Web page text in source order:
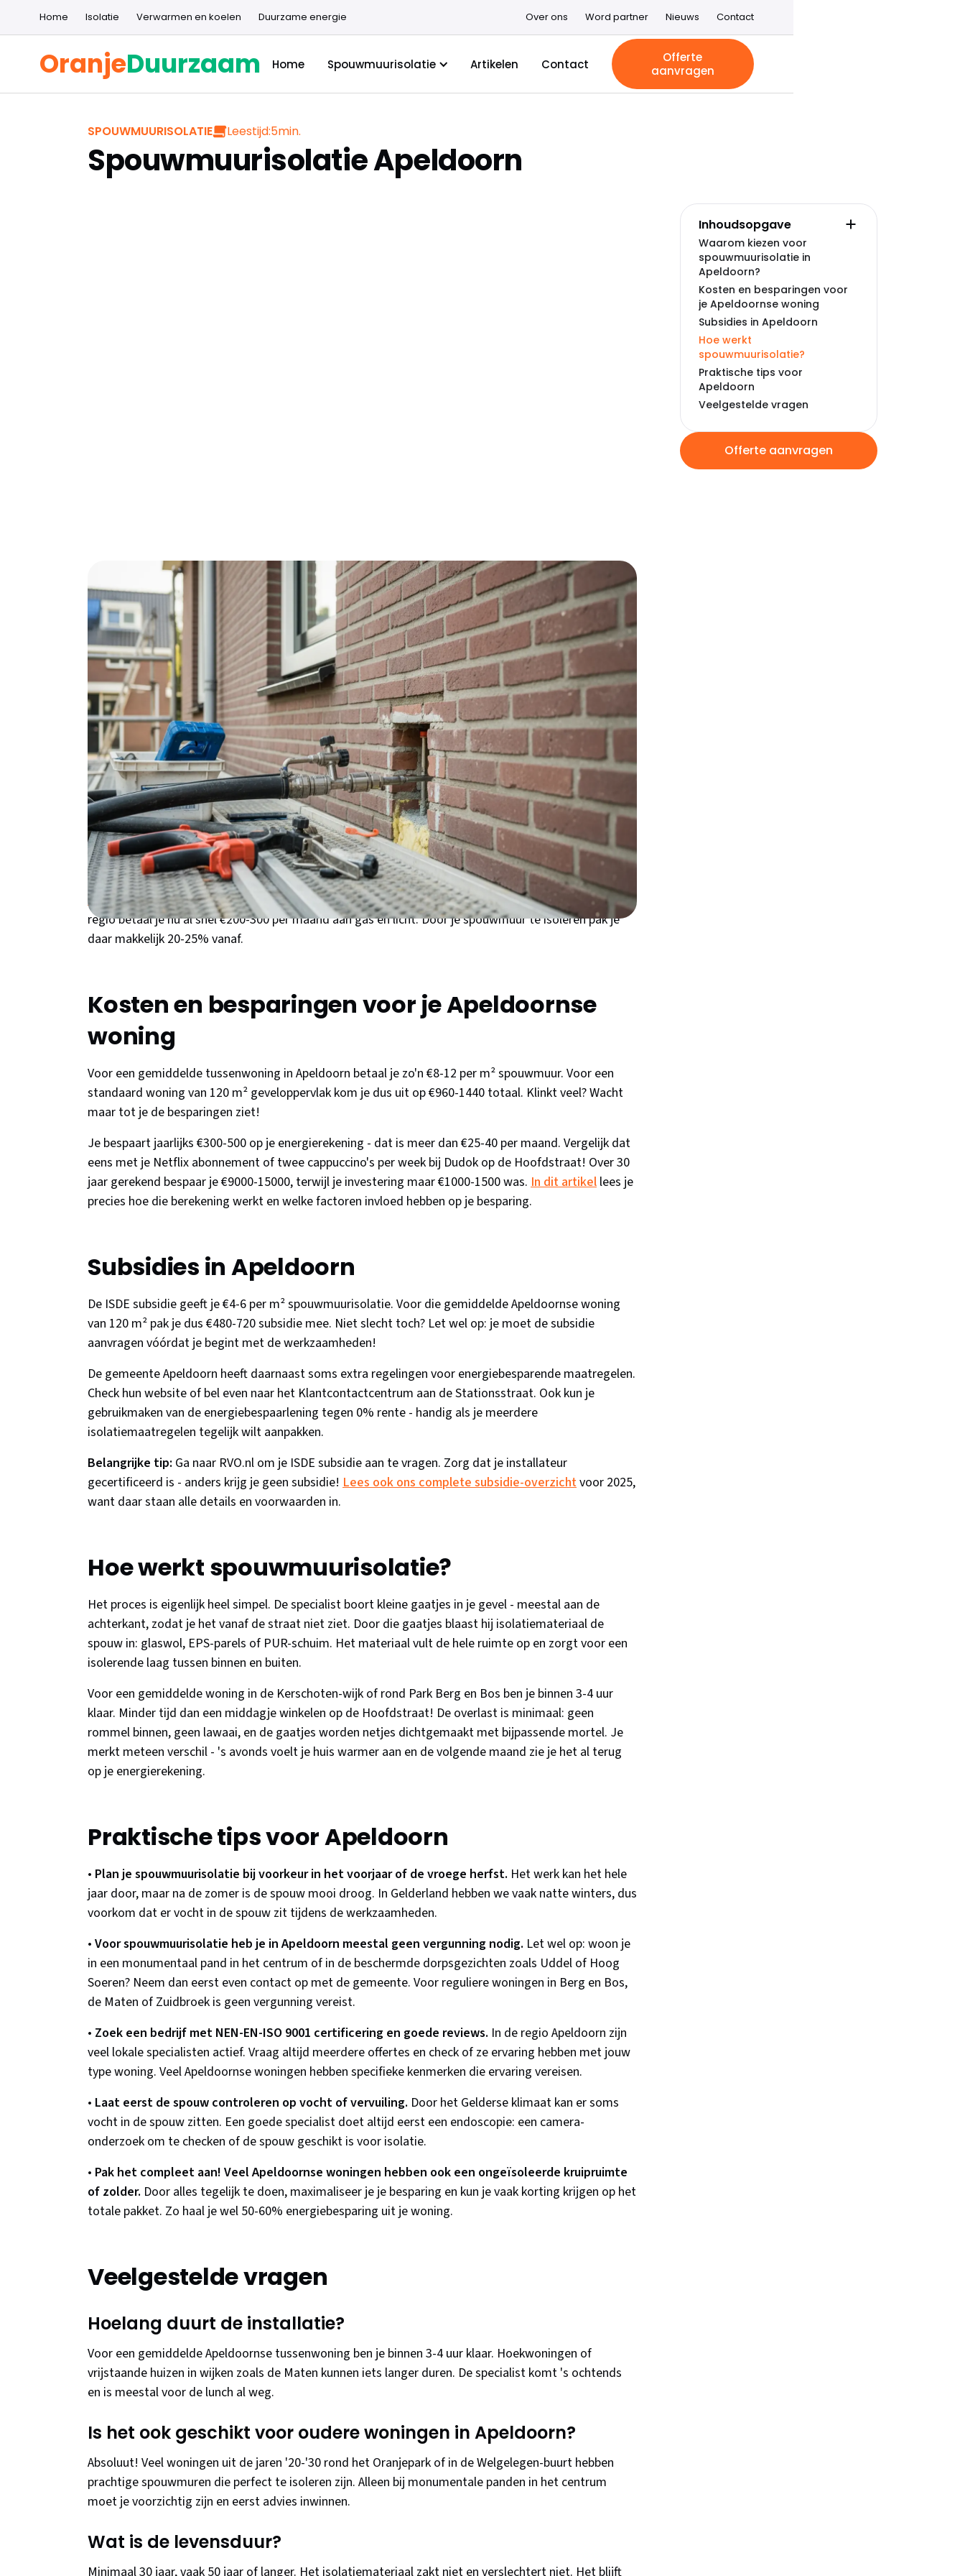
Home Isolatie Verwarmen en koelen Duurzame energie Over ons Word partner Nieuws Contact
OranjeDuurzaam Home Spouwmuurisolatie Artikelen Contact
Offerte
aanvragen
SPOUWMUURISOLATIE Leestijd:5min.
Spouwmuurisolatie Apeldoorn
Spouwmuurisolatie in Apeldoorn kan je jaarlijks €300-500 besparen op je energierekening. Met de
huidige ISDE subsidie van €4-6 per m² haal je al snel €500-700 korting, waardoor je investering zich
binnen 4-5 jaar terugverdient. Vooral in de vele jaren '30 woningen rond het centrum en in wijken
zoals Berg en Bos is dit een slimme zet.
Waarom kiezen voor spouwmuurisolatie in
Apeldoorn?
Woon je in een jaren '30 woning in de Welgelegen-buurt of rond de Loolaan? Dan heb je waarschijnlijk
een spouwmuur die nog niet geïsoleerd is. Door de ligging in Gelderland ervaren we hier koude winters
en warme zomers - perfect weer dus om flink te besparen op verwarming én airco. Veel Apeldoornse
woningen in wijken zoals Berg en Bos, de Maten en het Zuidkwartier hebben deze karakteristieke
bakstenen gevels met een lege ruimte ertussen. Die lege spouw is eigenlijk weggegooid geld!Check
ook deze uitlegover hoe spouwmuurisolatie precies werkt. Met de stijgende energiekosten in onze
regio betaal je nu al snel €200-300 per maand aan gas en licht. Door je spouwmuur te isoleren pak je
daar makkelijk 20-25% vanaf.
Kosten en besparingen voor je Apeldoornse
woning
Voor een gemiddelde tussenwoning in Apeldoorn betaal je zo'n €8-12 per m² spouwmuur. Voor een
standaard woning van 120 m² geveloppervlak kom je dus uit op €960-1440 totaal. Klinkt veel? Wacht
maar tot je de besparingen ziet!
Je bespaart jaarlijks €300-500 op je energierekening - dat is meer dan €25-40 per maand. Vergelijk dat
eens met je Netflix abonnement of twee cappuccino's per week bij Dudok op de Hoofdstraat! Over 30
jaar gerekend bespaar je €9000-15000, terwijl je investering maar €1000-1500 was. In dit artikel lees je
precies hoe die berekening werkt en welke factoren invloed hebben op je besparing.
Subsidies in Apeldoorn
De ISDE subsidie geeft je €4-6 per m² spouwmuurisolatie. Voor die gemiddelde Apeldoornse woning
van 120 m² pak je dus €480-720 subsidie mee. Niet slecht toch? Let wel op: je moet de subsidie
aanvragen vóórdat je begint met de werkzaamheden!
De gemeente Apeldoorn heeft daarnaast soms extra regelingen voor energiebesparende maatregelen.
Check hun website of bel even naar het Klantcontactcentrum aan de Stationsstraat. Ook kun je
gebruikmaken van de energiebespaarlening tegen 0% rente - handig als je meerdere
isolatiemaatregelen tegelijk wilt aanpakken.
Belangrijke tip: Ga naar RVO.nl om je ISDE subsidie aan te vragen. Zorg dat je installateur
gecertificeerd is - anders krijg je geen subsidie! Lees ook ons complete subsidie-overzichtvoor 2025,
want daar staan alle details en voorwaarden in.
Hoe werkt spouwmuurisolatie?
Het proces is eigenlijk heel simpel. De specialist boort kleine gaatjes in je gevel - meestal aan de
achterkant, zodat je het vanaf de straat niet ziet. Door die gaatjes blaast hij isolatiemateriaal de
spouw in: glaswol, EPS-parels of PUR-schuim. Het materiaal vult de hele ruimte op en zorgt voor een
isolerende laag tussen binnen en buiten.
Voor een gemiddelde woning in de Kerschoten-wijk of rond Park Berg en Bos ben je binnen 3-4 uur
klaar. Minder tijd dan een middagje winkelen op de Hoofdstraat! De overlast is minimaal: geen
rommel binnen, geen lawaai, en de gaatjes worden netjes dichtgemaakt met bijpassende mortel. Je
merkt meteen verschil - 's avonds voelt je huis warmer aan en de volgende maand zie je het al terug
op je energierekening.
Praktische tips voor Apeldoorn
• Plan je spouwmuurisolatie bij voorkeur in het voorjaar of de vroege herfst. Het werk kan het hele
jaar door, maar na de zomer is de spouw mooi droog. In Gelderland hebben we vaak natte winters, dus
voorkom dat er vocht in de spouw zit tijdens de werkzaamheden.
• Voor spouwmuurisolatie heb je in Apeldoorn meestal geen vergunning nodig. Let wel op: woon je
in een monumentaal pand in het centrum of in de beschermde dorpsgezichten zoals Uddel of Hoog
Soeren? Neem dan eerst even contact op met de gemeente. Voor reguliere woningen in Berg en Bos,
de Maten of Zuidbroek is geen vergunning vereist.
• Zoek een bedrijf met NEN-EN-ISO 9001 certificering en goede reviews. In de regio Apeldoorn zijn
veel lokale specialisten actief. Vraag altijd meerdere offertes en check of ze ervaring hebben met jouw
type woning. Veel Apeldoornse woningen hebben specifieke kenmerken die ervaring vereisen.
• Laat eerst de spouw controleren op vocht of vervuiling. Door het Gelderse klimaat kan er soms
vocht in de spouw zitten. Een goede specialist doet altijd eerst een endoscopie: een camera-
onderzoek om te checken of de spouw geschikt is voor isolatie.
• Pak het compleet aan! Veel Apeldoornse woningen hebben ook een ongeïsoleerde kruipruimte
of zolder. Door alles tegelijk te doen, maximaliseer je je besparing en kun je vaak korting krijgen op het
totale pakket. Zo haal je wel 50-60% energiebesparing uit je woning.
Veelgestelde vragen
Hoelang duurt de installatie?
Voor een gemiddelde Apeldoornse tussenwoning ben je binnen 3-4 uur klaar. Hoekwoningen of
vrijstaande huizen in wijken zoals de Maten kunnen iets langer duren. De specialist komt 's ochtends
en is meestal voor de lunch al weg.
Is het ook geschikt voor oudere woningen in Apeldoorn?
Absoluut! Veel woningen uit de jaren '20-'30 rond het Oranjepark of in de Welgelegen-buurt hebben
prachtige spouwmuren die perfect te isoleren zijn. Alleen bij monumentale panden in het centrum
moet je voorzichtig zijn en eerst advies inwinnen.
Wat is de levensduur?
Minimaal 30 jaar, vaak 50 jaar of langer. Het isolatiemateriaal zakt niet en verslechtert niet. Het blijft
Inhoudsopgave
Waarom kiezen voor
spouwmuurisolatie in
Apeldoorn?
Kosten en besparingen voor
je Apeldoornse woning
Subsidies in Apeldoorn
Hoe werkt
spouwmuurisolatie?
Praktische tips voor
Apeldoorn
Veelgestelde vragen
Offerte aanvragen